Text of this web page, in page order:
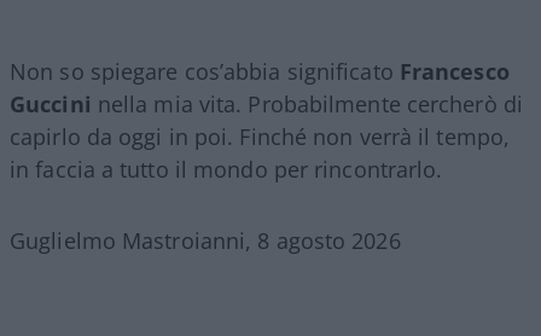
Non so spiegare cos’abbia significato Francesco
Guccini nella mia vita. Probabilmente cercherò di
capirlo da oggi in poi. Finché non verrà il tempo,
in faccia a tutto il mondo per rincontrarlo.
Guglielmo Mastroianni, 8 agosto 2026